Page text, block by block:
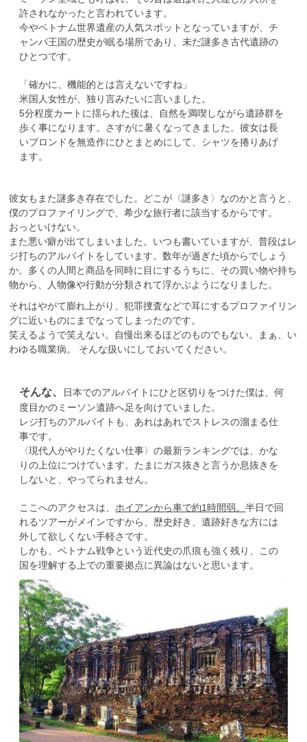
許されなかったと言われています。
今やベトナム世界遺産の人気スポットとなっていますが、チ
ャンパ王国の歴史が眠る場所であり、未だ謎多き古代遺跡の
ひとつです。
「確かに、機能的とは言えないですね」
米国人女性が、独り言みたいに言いました。
5分程度カートに揺られた後は、自然を満喫しながら遺跡群を
歩く事になります。さすがに暑くなってきました。彼女は長
いブロンドを無造作にひとまとめにして、シャツを捲りあげ
ます。
彼女もまた謎多き存在でした。どこが〈謎多き〉なのかと言うと、
僕のプロファイリングで、希少な旅行者に該当するからです。
おっといけない。
また悪い癖が出てしまいました。いつも書いていますが、普段はレ
ジ打ちのアルバイトをしています。数年が過ぎた頃からでしょう
か。多くの人間と商品を同時に目にするうちに、その買い物や持ち
物から、人物像や行動が分類されて浮かぶようになりました。
それはやがて膨れ上がり、犯罪捜査などで耳にするプロファイリン
グに近いものにまでなってしまったのです。
笑えるようで笑えない。自慢出来るほどのものでもない。まぁ、い
わゆる職業病。 そんな扱いにしておいてください。
そんな、
日本でのアルバイトにひと区切りをつけた僕は、何
度目かのミーソン遺跡へ足を向けていました。
レジ打ちのアルバイトも、あれはあれでストレスの溜まる仕
事です。
〈現代人がやりたくない仕事〉の最新ランキングでは、かな
りの上位につけています。たまにガス抜きと言うか息抜きを
しないと、やってられません。
ここへのアクセスは、 ホイアンから車で約1時間弱。半日で回
れるツアーがメインですから、歴史好き、遺跡好きな方には
外して欲しくない手軽さです。
しかも、ベトナム戦争という近代史の爪痕も強く残り、この
国を理解する上での重要拠点に異論はないと思います。